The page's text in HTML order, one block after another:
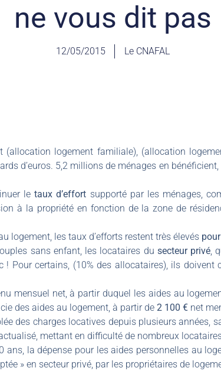
ne vous dit pas
12/05/2015 Le CNAFAL
(allocation logement familiale), (allocation
d’euros. 5,2 millions de ménages en
letaux d’effort supporté par les ménages,
à la propriété en fonction de la zone de
logement, les taux d’efforts restent très élevés
sans enfant, les locataires du secteur privé,
! Pour certains, (10% des allocataires), ils doivent
mensuel net, à partir duquel les aides au
des aides au logement, à partir de 2 100 € net
des charges locatives depuis plusieurs années,
mettant en difficulté de nombreux
ans, la dépense pour les aides personnelles au
» en secteur privé, par les propriétaires de